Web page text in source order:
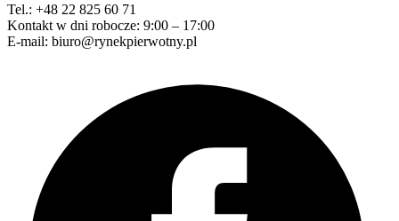
Tel.: +48 22 825 60 71
Kontakt w dni robocze: 9:00 – 17:00
E-mail: biuro@rynekpierwotny.pl